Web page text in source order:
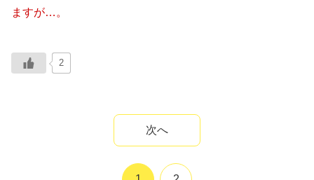
ますが…。
2
次へ